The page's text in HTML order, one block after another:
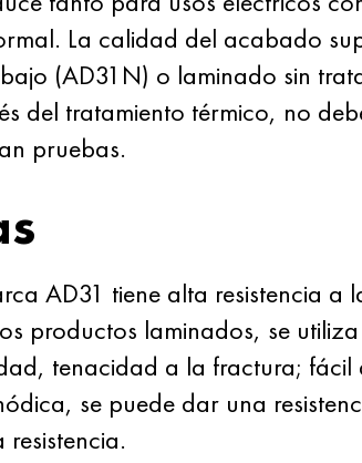
La calidad del acabado
(AD31N) o laminado sin
del tratamiento térmico, no
pruebas.
AD31 tiene alta resistencia
productos laminados, se
tenacidad a la fractura;
se puede dar una